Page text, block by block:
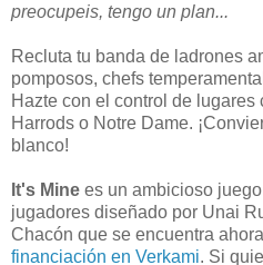
preocupeis, tengo un plan...
Recluta tu banda de ladrones
pomposos, chefs
Hazte con el control de
Harrods o Notre Dame.
blanco!
It's Mine es un ambicioso
jugadores diseñado por Unai
Chacón que se encuentra
financiación en Verkami. Si